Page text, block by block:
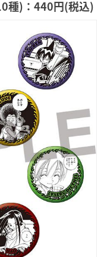
種)：440円(税込)